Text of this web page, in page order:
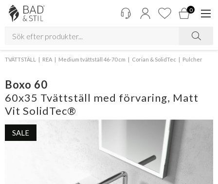
0
TVÄTTSTÄLL REA Medium tvättställ 46-70 cm Corian & SolidTec Pulcher
Boxo 60
60x35 Tvättställ med förvaring, Matt
Vit SolidTec®
SALE